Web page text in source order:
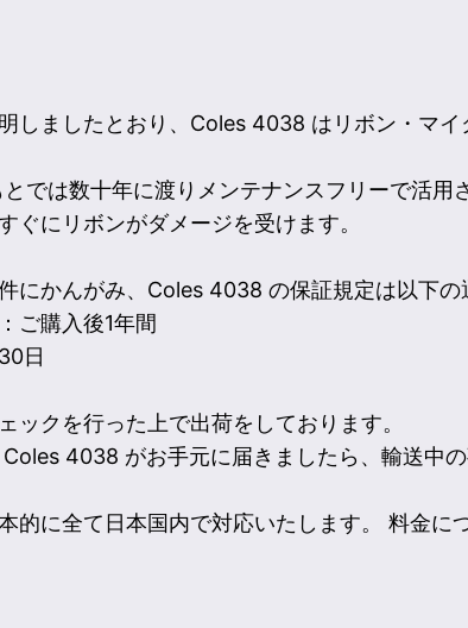
しましたとおり、Coles 4038 はリボン・マ
では数十年に渡りメンテナンスフリーで活用
ぐにリボンがダメージを受けます。
にかんがみ、Coles 4038 の保証規定は以下の
ご購入後1年間
日
ックを行った上で出荷をしております。
4038 がお手元に届きましたら、輸送中
的に全て日本国内で対応いたします。 料金に